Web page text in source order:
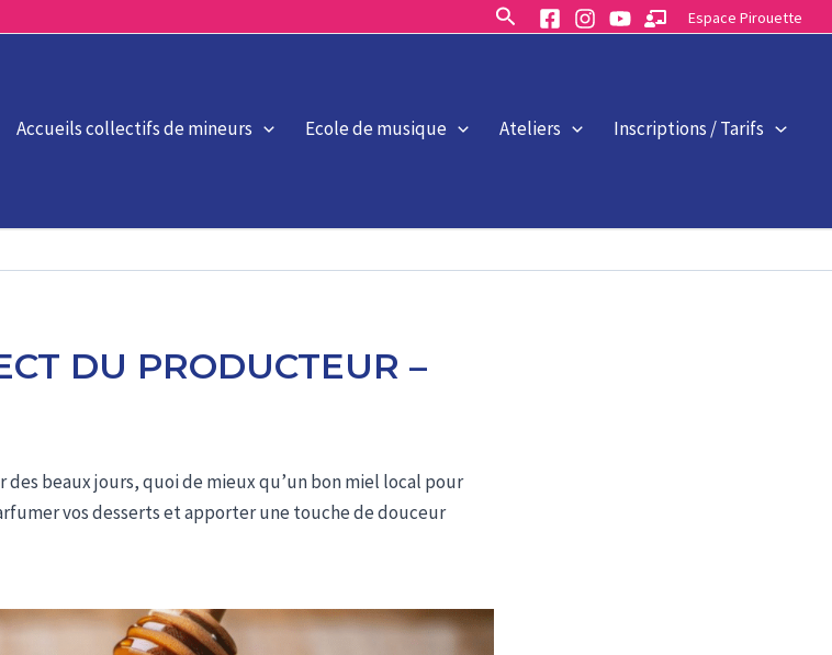
Rechercher Espace Pirouette
Accueils collectifs de mineurs Ecole de musique Ateliers Inscriptions / Tarifs
DU PRODUCTEUR –
beaux jours, quoi de mieux qu’un bon miel local pour
vos desserts et apporter une touche de douceur